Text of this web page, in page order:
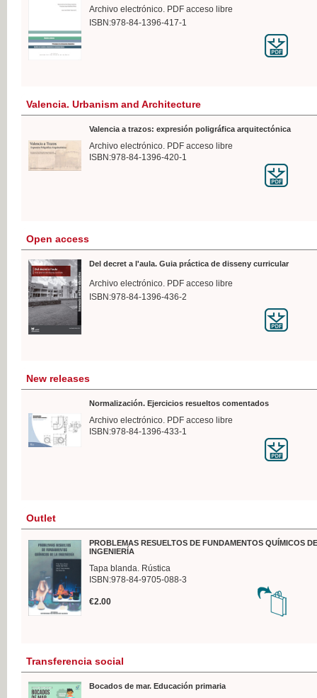
Archivo electrónico. PDF acceso libre
ISBN:978-84-1396-417-1
Valencia. Urbanism and Architecture
Valencia a trazos: expresión poligráfica arquitectónica
Archivo electrónico. PDF acceso libre
ISBN:978-84-1396-420-1
Open access
Del decret a l'aula. Guia práctica de disseny curricular
Archivo electrónico. PDF acceso libre
ISBN:978-84-1396-436-2
New releases
Normalización. Ejercicios resueltos comentados
Archivo electrónico. PDF acceso libre
ISBN:978-84-1396-433-1
Outlet
PROBLEMAS RESUELTOS DE FUNDAMENTOS QUÍMICOS
INGENIERÍA
Tapa blanda. Rústica
ISBN:978-84-9705-088-3
€2.00
Transferencia social
Bocados de mar. Educación primaria